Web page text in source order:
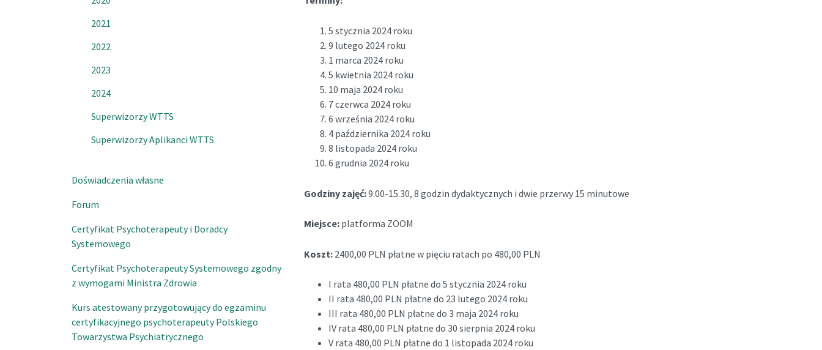
2021
2022
2023
2024
Superwizorzy WTTS
Superwizorzy Aplikanci WTTS
Doświadczenia własne
Forum
Certyfikat Psychoterapeuty i Doradcy
Systemowego
Certyfikat Psychoterapeuty Systemowego zgodny
z wymogami Ministra Zdrowia
Kurs atestowany przygotowujący do egzaminu
certyfikacyjnego psychoterapeuty Polskiego
Towarzystwa Psychiatrycznego
5 stycznia 2024 roku
9 lutego 2024 roku
1 marca 2024 roku
5 kwietnia 2024 roku
10 maja 2024 roku
7 czerwca 2024 roku
6 września 2024 roku
4 października 2024 roku
8 listopada 2024 roku
6 grudnia 2024 roku
Godziny zajęć:9.00-15.30, 8 godzin dydaktycznych i dwie przerwy 15 minutowe
Miejsce: platforma ZOOM
Koszt: 2400,00 PLN płatne w pięciu ratach po 480,00 PLN
I rata 480,00 PLN płatne do 5 stycznia 2024 roku
II rata 480,00 PLN płatne do 23 lutego 2024 roku
III rata 480,00 PLN płatne do 3 maja 2024 roku
IV rata 480,00 PLN płatne do 30 sierpnia 2024 roku
V rata 480,00 PLN płatne do 1 listopada 2024 roku